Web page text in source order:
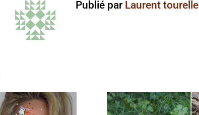
Publié par Laurent tourelle